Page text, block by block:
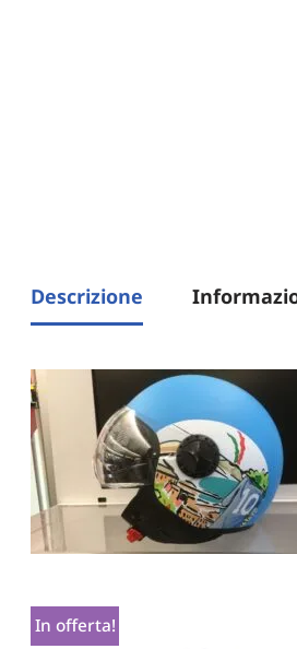
Descrizione
In offerta!